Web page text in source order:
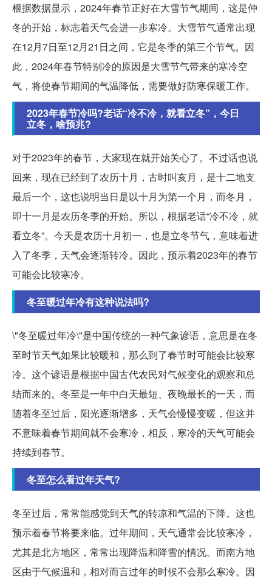
根据数据显示，2024年春节正好在大雪节气期间，这是仲
冬的开始，标志着天气会进一步寒冷。大雪节气通常出现
在12月7日至12月21日之间，它是冬季的第三个节气。因
此，2024年春节特别冷的原因是大雪节气带来的寒冷空
气，将使春节期间的气温降低，需要做好防寒保暖工作。
2023年春节冷吗?老话“冷不冷，就看立冬”，今日
立冬，啥预兆?
对于2023年的春节，大家现在就开始关心了。不过话也说
回来，现在已经到了农历十月，古时叫亥月，是十二地支
最后一个，这也说明当日是以十月为第一个月，而冬月，
即十一月是农历冬季的开始。所以，根据老话“冷不冷，就
看立冬”。今天是农历十月初一，也是立冬节气，意味着进
入了冬季，天气会逐渐转冷。因此，预示着2023年的春节
可能会比较寒冷。
冬至暖过年冷有这种说法吗?
\"冬至暖过年冷\"是中国传统的一种气象谚语，意思是在冬
至时节天气如果比较暖和，那么到了春节时可能会比较寒
冷。这个谚语是根据中国古代农民对气候变化的观察和总
结而来的。冬至是一年中白天最短、夜晚最长的一天，而
随着冬至过后，阳光逐渐增多，天气会慢慢变暖，但这并
不意味着春节期间就不会寒冷，相反，寒冷的天气可能会
持续到春节。
冬至怎么看过年天气?
冬至过后，常常能感觉到天气的转凉和气温的下降。这也
预示着春节将要来临。过年期间，天气通常会比较寒冷，
尤其是北方地区，常常出现降温和降雪的情况。而南方地
区由于气候温和，相对而言过年的时候不会那么寒冷。因